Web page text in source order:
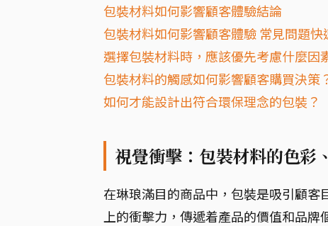
包裝材料如何影響顧客體驗結論
包裝材料如何影響顧客體驗 常見問題快
選擇包裝材料時，應該優先考慮什麼因
包裝材料的觸感如何影響顧客購買決策
如何才能設計出符合環保理念的包裝？
視覺衝擊：包裝材料的色彩
在琳琅滿目的商品中，包裝是吸引顧
上的衝擊力，傳遞着產品的價值和品